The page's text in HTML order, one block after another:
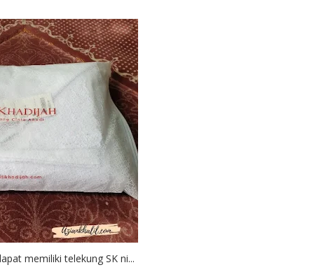
memiliki telekung SK ni...